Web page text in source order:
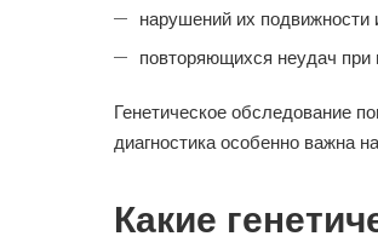
нарушений их подвижности
повторяющихся неудач при
Генетическое обследование
диагностика особенно важна
Какие